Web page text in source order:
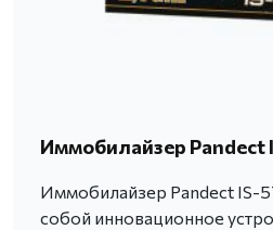
Иммобилайзер Pandect
Иммобилайзер Pandect IS-
собой инновационное